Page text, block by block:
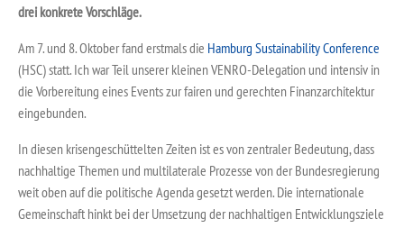
drei konkrete Vorschläge.
Am 7. und 8. Oktober fand erstmals die Hamburg Sustainability Conference
(HSC) statt. Ich war Teil unserer kleinen VENRO-Delegation und intensiv in
die Vorbereitung eines Events zur fairen und gerechten Finanzarchitektur
eingebunden.
In diesen krisengeschüttelten Zeiten ist es von zentraler Bedeutung, dass
nachhaltige Themen und multilaterale Prozesse von der Bundesregierung
weit oben auf die politische Agenda gesetzt werden. Die internationale
Gemeinschaft hinkt bei der Umsetzung der nachhaltigen Entwicklungsziele